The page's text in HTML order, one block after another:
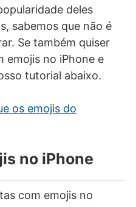
deles
sabemos que não é
Se também quiser
emojis no iPhone e
tutorial abaixo.
os emojis do
no iPhone
com emojis no